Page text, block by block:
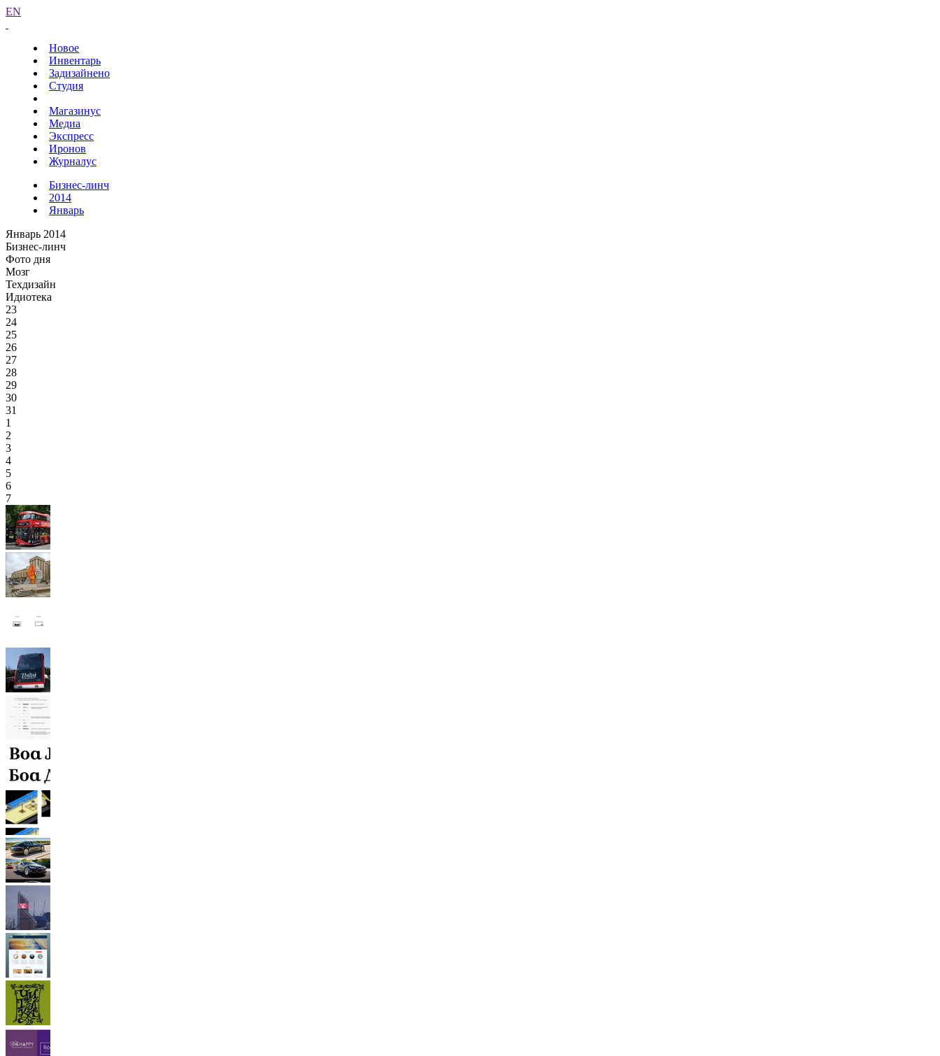
EN
Новое
Инвентарь
Задизайнено
Студия
Магазинус
Медиа
Экспресс
Иронов
Журналус
Бизнес-линч
2014
Январь
Январь 2014
Бизнес-линч
Фото дня
Мозг
Техдизайн
Идиотека
23
24
25
26
27
28
29
30
31
1
2
3
4
5
6
7